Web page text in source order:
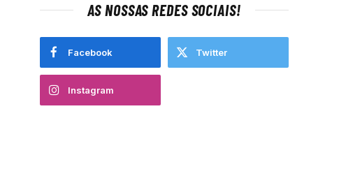
AS NOSSAS REDES SOCIAIS!
Facebook Twitter
Instagram